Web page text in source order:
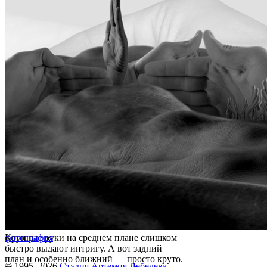
Крупные руки на среднем плане слишком
быстро выдают интригу. А вот задний
план и особенно ближний — просто круто.
фотография